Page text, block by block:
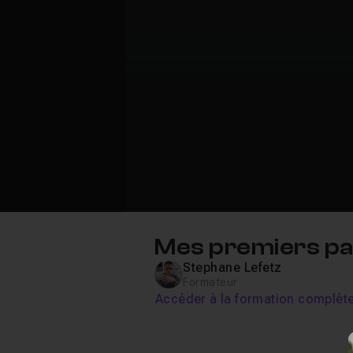
Mes premiers
Stephane Lefetz
Accéder à la formation